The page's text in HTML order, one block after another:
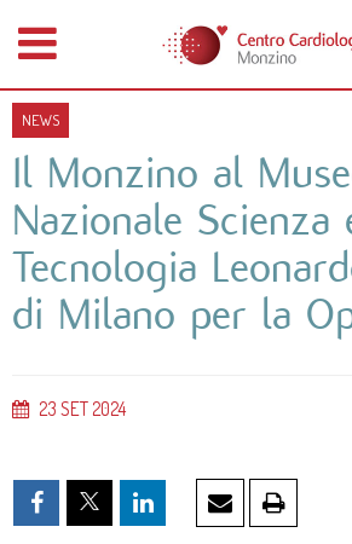
NEWS
Il Monzino al
Nazionale Scienza
Tecnologia
di Milano per la
23 SET 2024